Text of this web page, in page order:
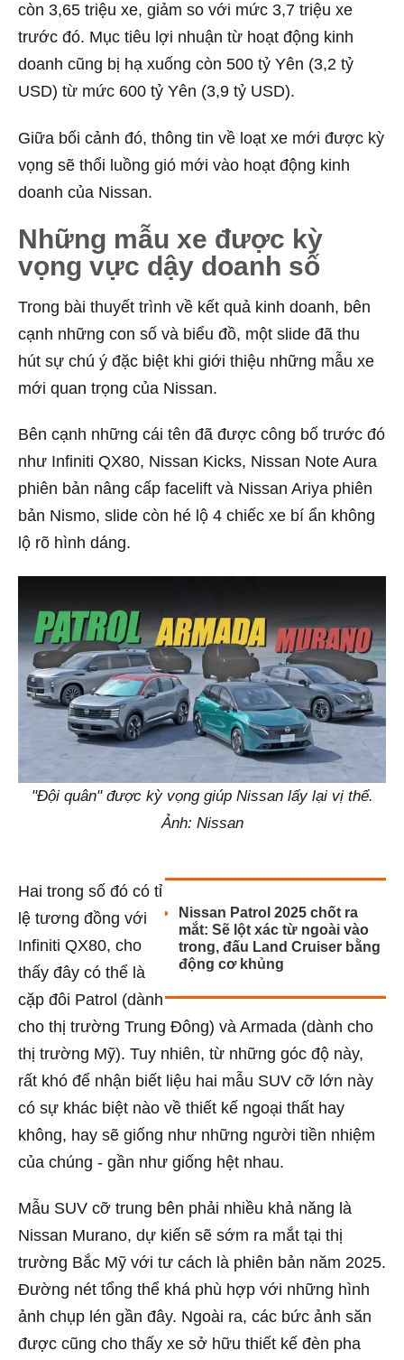
còn 3,65 triệu xe, giảm so với mức 3,7 triệu xe
trước đó. Mục tiêu lợi nhuận từ hoạt động kinh
doanh cũng bị hạ xuống còn 500 tỷ Yên (3,2 tỷ
USD) từ mức 600 tỷ Yên (3,9 tỷ USD).
Giữa bối cảnh đó, thông tin về loạt xe mới được kỳ
vọng sẽ thổi luồng gió mới vào hoạt động kinh
doanh của Nissan.
Những mẫu xe được kỳ
vọng vực dậy doanh số
Trong bài thuyết trình về kết quả kinh doanh, bên
cạnh những con số và biểu đồ, một slide đã thu
hút sự chú ý đặc biệt khi giới thiệu những mẫu xe
mới quan trọng của Nissan.
Bên cạnh những cái tên đã được công bố trước đó
như Infiniti QX80, Nissan Kicks, Nissan Note Aura
phiên bản nâng cấp facelift và Nissan Ariya phiên
bản Nismo, slide còn hé lộ 4 chiếc xe bí ẩn không
lộ rõ hình dáng.
"Đội quân" được kỳ vọng giúp Nissan lấy lại vị thế.
Ảnh: Nissan
Nissan Patrol 2025 chốt ra
mắt: Sẽ lột xác từ ngoài vào
trong, đấu Land Cruiser bằng
động cơ khủng
Hai trong số đó có tỉ
lệ tương đồng với
Infiniti QX80, cho
thấy đây có thể là
cặp đôi Patrol (dành
cho thị trường Trung Đông) và Armada (dành cho
thị trường Mỹ). Tuy nhiên, từ những góc độ này,
rất khó để nhận biết liệu hai mẫu SUV cỡ lớn này
có sự khác biệt nào về thiết kế ngoại thất hay
không, hay sẽ giống như những người tiền nhiệm
của chúng - gần như giống hệt nhau.
Mẫu SUV cỡ trung bên phải nhiều khả năng là
Nissan Murano, dự kiến sẽ sớm ra mắt tại thị
trường Bắc Mỹ với tư cách là phiên bản năm 2025.
Đường nét tổng thể khá phù hợp với những hình
ảnh chụp lén gần đây. Ngoài ra, các bức ảnh săn
được cũng cho thấy xe sở hữu thiết kế đèn pha